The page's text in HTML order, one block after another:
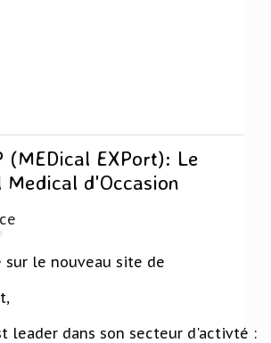
(MEDical EXPort): Le
d'Occasion
sur le nouveau site de
leader dans son secteur d'activté :